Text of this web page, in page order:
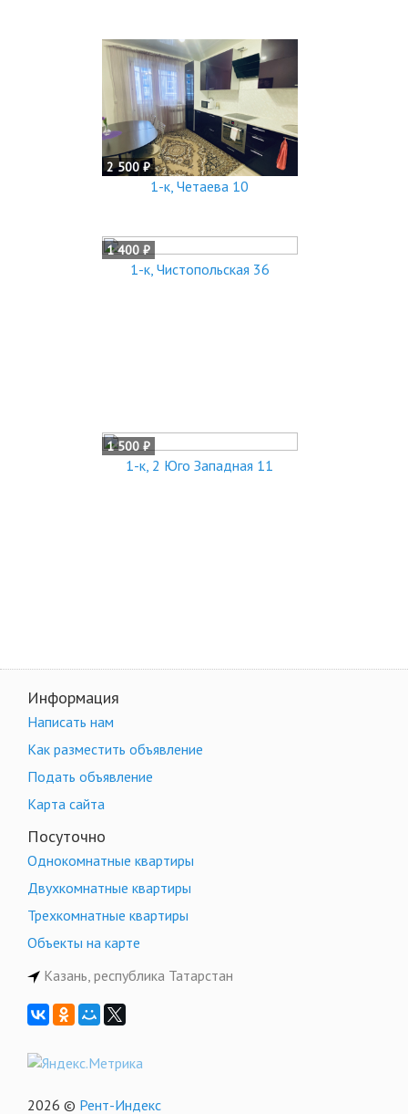
2 500 ₽
1-к, Четаева 10
1 400 ₽
1-к, Чистопольская 36
1 500 ₽
1-к, 2 Юго Западная 11
Информация
Написать нам
Как разместить объявление
Подать объявление
Карта сайта
Посуточно
Однокомнатные квартиры
Двухкомнатные квартиры
Трехкомнатные квартиры
Объекты на карте
Казань, республика Татарстан
2026 © Рент-Индекс